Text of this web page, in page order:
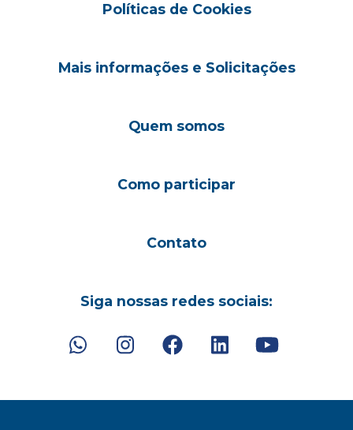
Políticas de Cookies
Mais informações e Solicitações
Quem somos
Como participar
Contato
Siga nossas redes sociais: